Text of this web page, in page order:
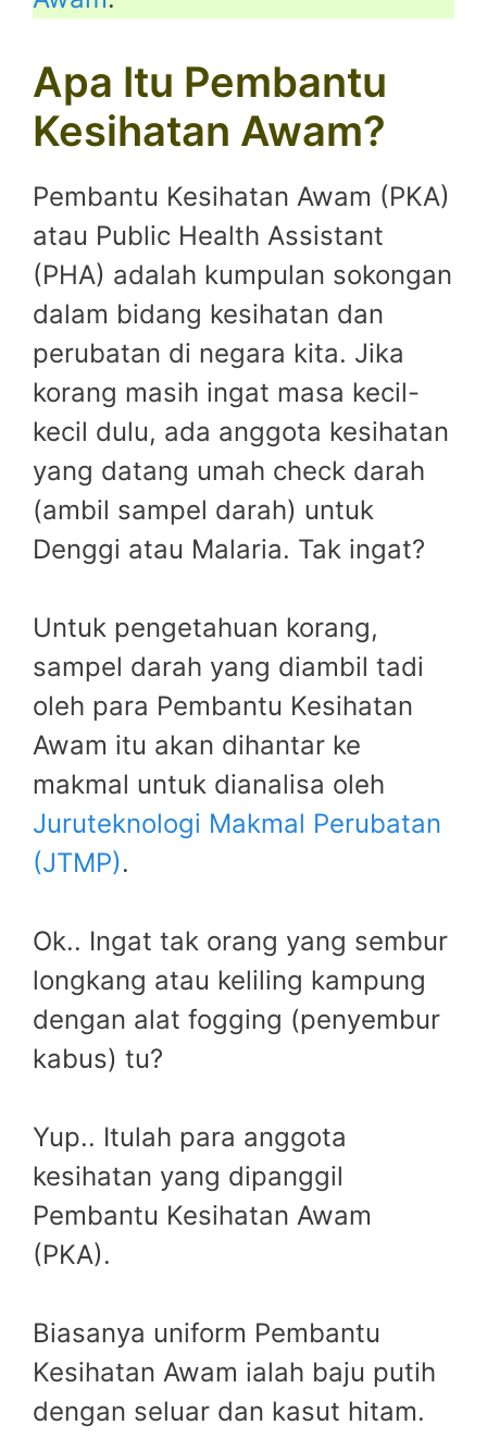
Apa Itu Pembantu
Kesihatan Awam?
Pembantu Kesihatan Awam (PKA)
atau Public Health Assistant
(PHA) adalah kumpulan sokongan
dalam bidang kesihatan dan
perubatan di negara kita. Jika
korang masih ingat masa kecil-
kecil dulu, ada anggota kesihatan
yang datang umah check darah
(ambil sampel darah) untuk
Denggi atau Malaria. Tak ingat?
Untuk pengetahuan korang,
sampel darah yang diambil tadi
oleh para Pembantu Kesihatan
Awam itu akan dihantar ke
makmal untuk dianalisa oleh
Juruteknologi Makmal Perubatan
(JTMP).
Ok.. Ingat tak orang yang sembur
longkang atau keliling kampung
dengan alat fogging (penyembur
kabus) tu?
Yup.. Itulah para anggota
kesihatan yang dipanggil
Pembantu Kesihatan Awam
(PKA).
Biasanya uniform Pembantu
Kesihatan Awam ialah baju putih
dengan seluar dan kasut hitam.